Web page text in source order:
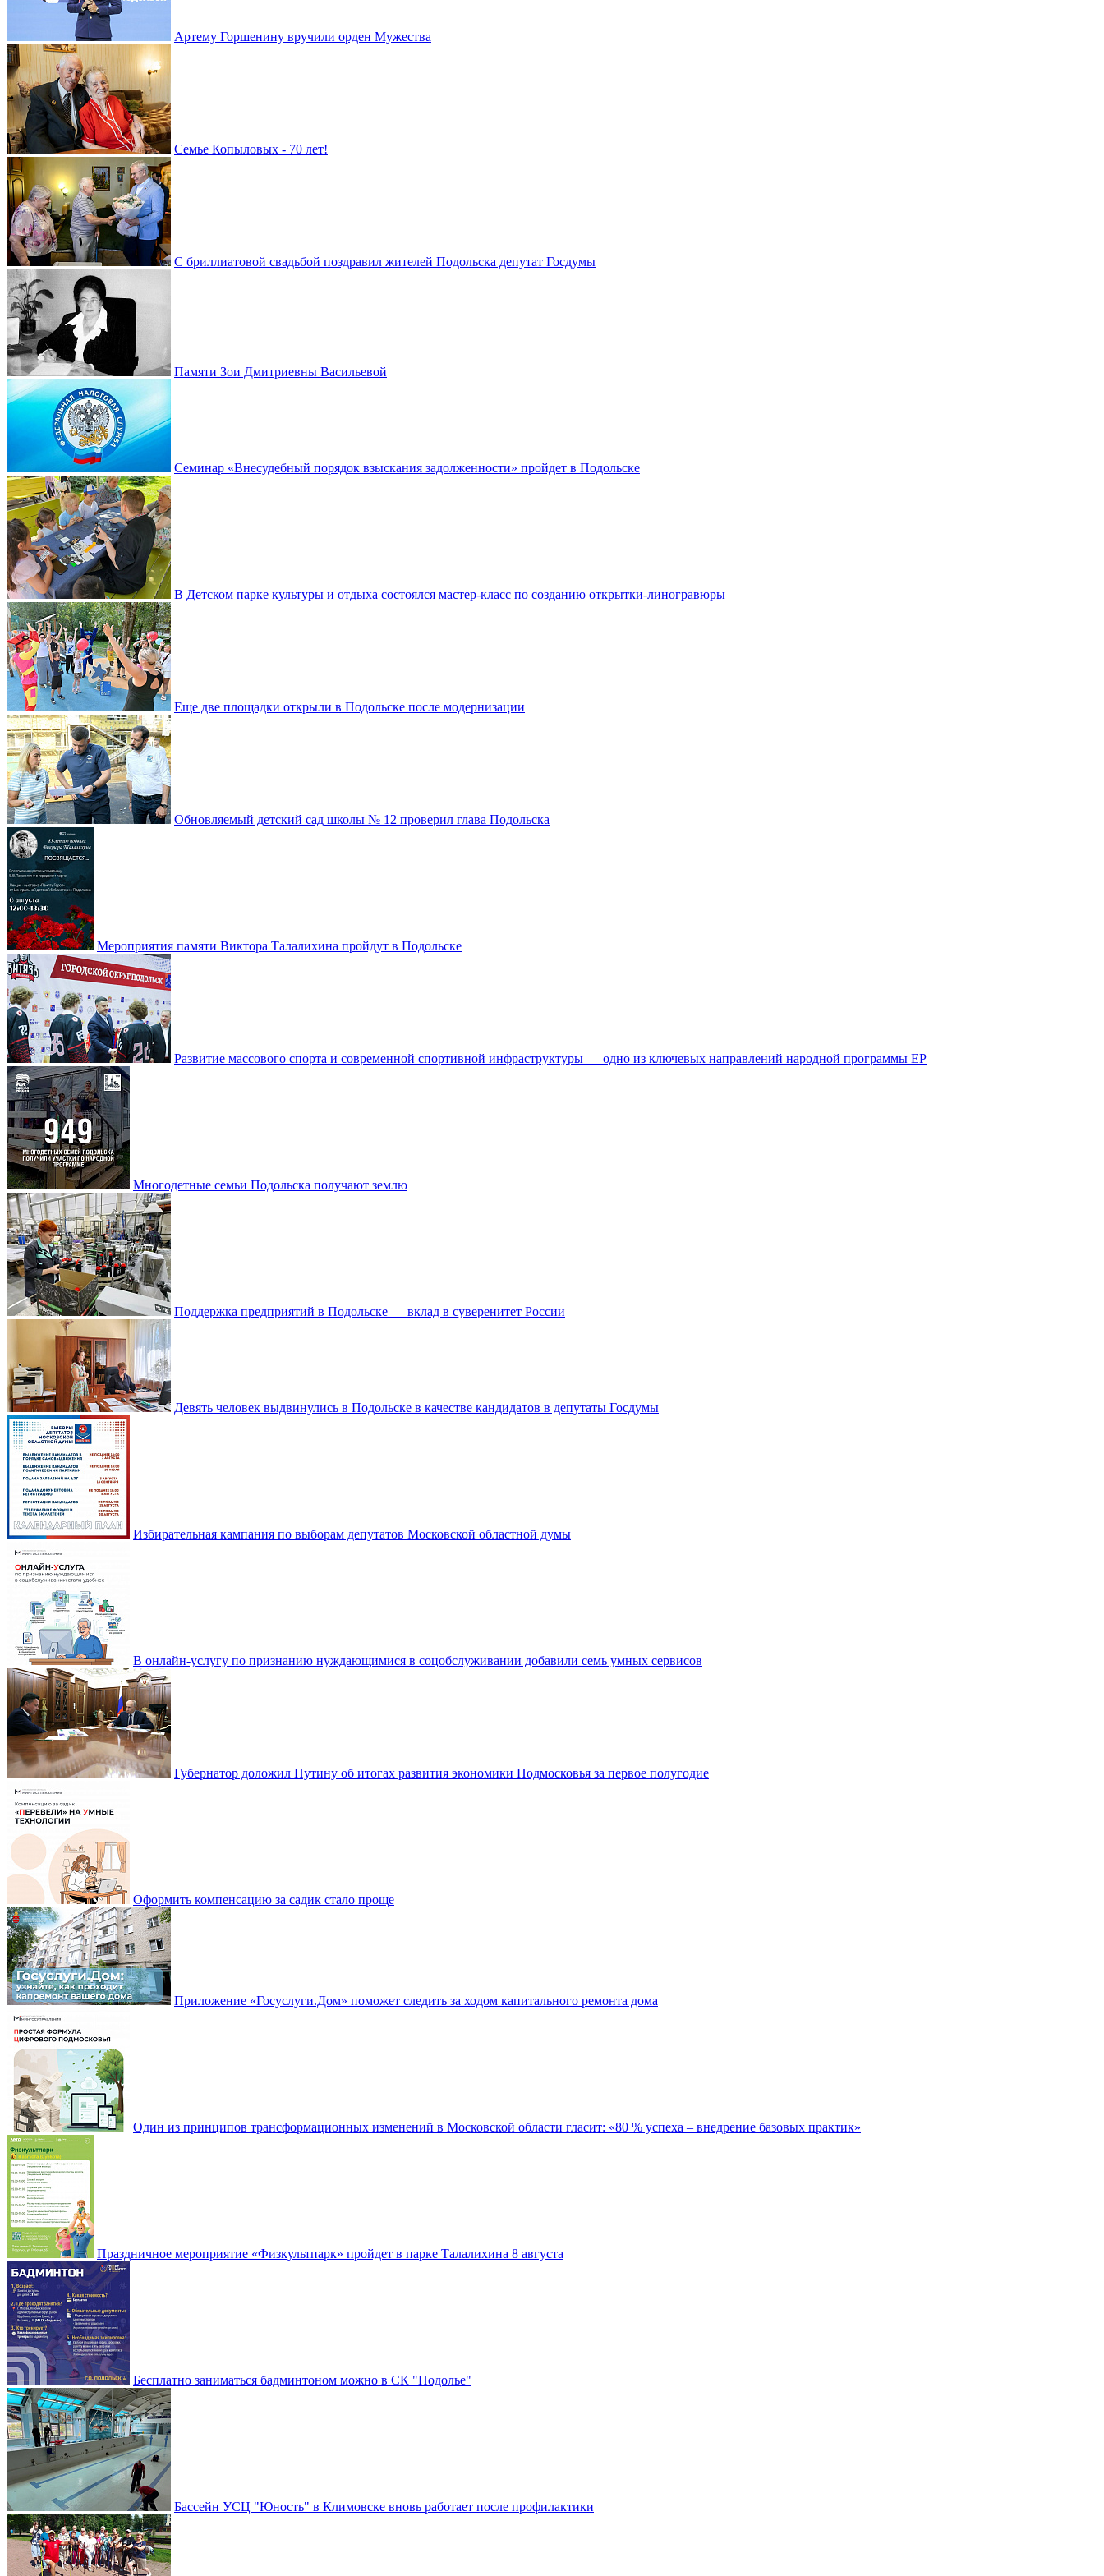
Артему Горшенину вручили орден Мужества
Семье Копыловых - 70 лет!
С бриллиатовой свадьбой поздравил жителей Подольска депутат Госдумы
Памяти Зои Дмитриевны Васильевой
Семинар «Внесудебный порядок взыскания задолженности» пройдет в Подольске
В Детском парке культуры и отдыха состоялся мастер-класс по созданию открытки-линогравюры
Еще две площадки открыли в Подольске после модернизации
Обновляемый детский сад школы № 12 проверил глава Подольска
Мероприятия памяти Виктора Талалихина пройдут в Подольске
Развитие массового спорта и современной спортивной инфраструктуры — одно из ключевых направлений народной программы ЕР
Многодетные семьи Подольска получают землю
Поддержка предприятий в Подольске — вклад в суверенитет России
Девять человек выдвинулись в Подольске в качестве кандидатов в депутаты Госдумы
Избирательная кампания по выборам депутатов Московской областной думы
В онлайн-услугу по признанию нуждающимися в соцобслуживании добавили семь умных сервисов
Губернатор доложил Путину об итогах развития экономики Подмосковья за первое полугодие
Оформить компенсацию за садик стало проще
Приложение «Госуслуги.Дом» поможет следить за ходом капитального ремонта дома
Один из принципов трансформационных изменений в Московской области гласит: «80 % успеха – внедрение базовых практик»
Праздничное мероприятие «Физкультпарк» пройдет в парке Талалихина 8 августа
Бесплатно заниматься бадминтоном можно в СК "Подолье"
Бассейн УСЦ "Юность" в Климовске вновь работает после профилактики